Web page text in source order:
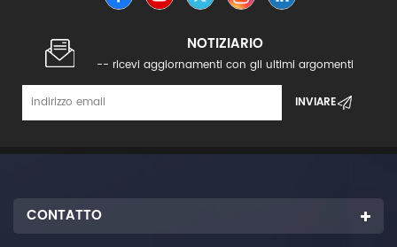
NOTIZIARIO
-- ricevi aggiornamenti con gli ultimi argomenti
CONTATTO